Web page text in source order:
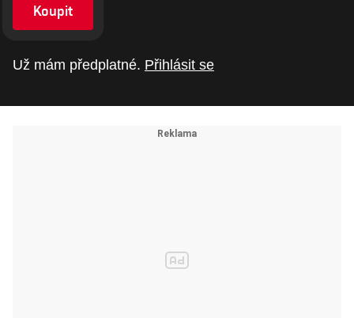
Koupit
Už mám předplatné. Přihlásit se